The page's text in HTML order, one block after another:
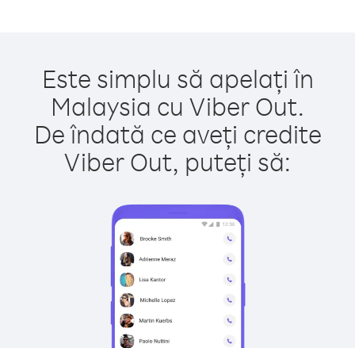
Este simplu să apelați în
Malaysia cu Viber Out.
De îndată ce aveți credite
Viber Out, puteți să: